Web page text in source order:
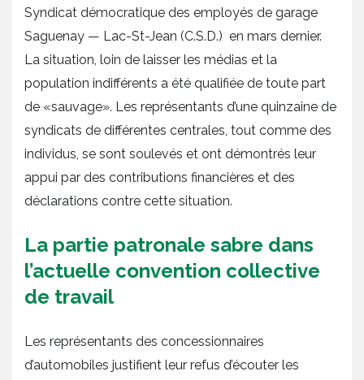
Syndicat démocratique des employés de garage
Saguenay — Lac-St-Jean (C.S.D.) en mars dernier.
La situation, loin de laisser les médias et la
population indifférents a été qualifiée de toute part
de «sauvage». Les représentants d’une quinzaine de
syndicats de différentes centrales, tout comme des
individus, se sont soulevés et ont démontrés leur
appui par des contributions financières et des
déclarations contre cette situation.
La partie patronale sabre dans
l’actuelle convention collective
de travail
Les représentants des concessionnaires
d’automobiles justifient leur refus d’écouter les